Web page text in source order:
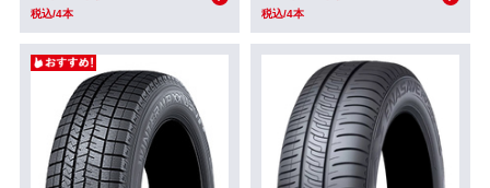
税込/4本 税込/4本